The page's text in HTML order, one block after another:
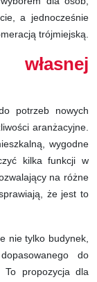
a jednocześnie
trójmiejską.
potrzeb nowych
aranżacyjne.
wygodne
kilka funkcji w
na różne
że jest to
nie tylko budynek,
do
To propozycja dla